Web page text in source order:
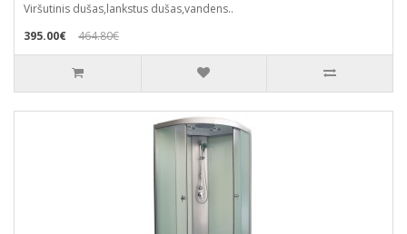
Viršutinis dušas,lankstus dušas,vandens..
395.00€
464.80€